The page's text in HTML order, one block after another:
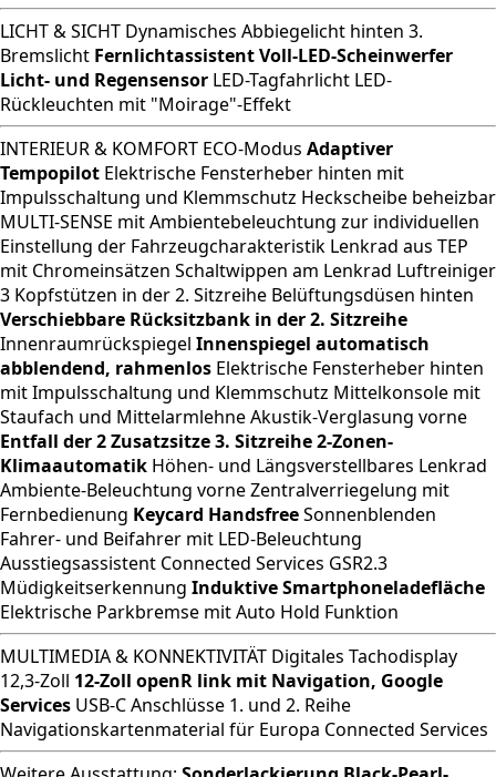
LICHT & SICHT Dynamisches Abbiegelicht hinten 3.
Bremslicht FernlichtassistentVoll-LED-Scheinwerfer
Licht- und Regensensor LED-Tagfahrlicht LED-
Rückleuchten mit "Moirage"-Effekt
INTERIEUR & KOMFORT ECO-Modus Adaptiver
Tempopilot Elektrische Fensterheber hinten mit
Impulsschaltung und Klemmschutz Heckscheibe beheizbar
MULTI-SENSE mit Ambientebeleuchtung zur individuellen
Einstellung der Fahrzeugcharakteristik Lenkrad aus TEP
mit Chromeinsätzen Schaltwippen am Lenkrad Luftreiniger
3 Kopfstützen in der 2. Sitzreihe Belüftungsdüsen hinten
Verschiebbare Rücksitzbank in der 2. Sitzreihe
Innenraumrückspiegel Innenspiegel automatisch
abblendend, rahmenlos Elektrische Fensterheber hinten
mit Impulsschaltung und Klemmschutz Mittelkonsole mit
Staufach und Mittelarmlehne Akustik-Verglasung vorne
Entfall der 2 Zusatzsitze 3. Sitzreihe2-Zonen-
Klimaautomatik Höhen- und Längsverstellbares Lenkrad
Ambiente-Beleuchtung vorne Zentralverriegelung mit
Fernbedienung Keycard HandsfreeSonnenblenden
Fahrer- und Beifahrer mit LED-Beleuchtung
Ausstiegsassistent Connected Services GSR2.3
Müdigkeitserkennung Induktive Smartphoneladefläche
Elektrische Parkbremse mit Auto Hold Funktion
MULTIMEDIA & KONNEKTIVITÄT Digitales Tachodisplay
12,3-Zoll 12-Zoll openR link mit Navigation, Google
Services USB-C Anschlüsse 1. und 2. Reihe
Navigationskartenmaterial für Europa Connected Services